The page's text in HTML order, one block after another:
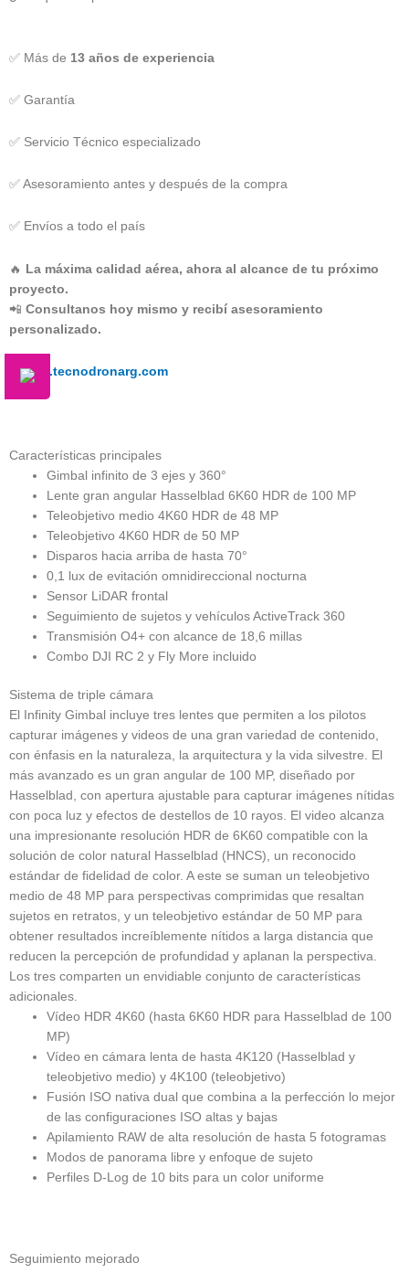
✅ Más de 13 años de experiencia
✅ Garantía
✅ Servicio Técnico especializado
✅ Asesoramiento antes y después de la compra
✅ Envíos a todo el país
🔥
La máxima calidad aérea, ahora al alcance de tu próximo
proyecto.
📲 Consultanos hoy mismo y recibí asesoramiento
personalizado.
www.tecnodronarg.com
Características principales
Gimbal infinito de 3 ejes y 360°
Lente gran angular Hasselblad 6K60 HDR de 100 MP
Teleobjetivo medio 4K60 HDR de 48 MP
Teleobjetivo 4K60 HDR de 50 MP
Disparos hacia arriba de hasta 70°
0,1 lux de evitación omnidireccional nocturna
Sensor LiDAR frontal
Seguimiento de sujetos y vehículos ActiveTrack 360
Transmisión O4+ con alcance de 18,6 millas
Combo DJI RC 2 y Fly More incluido
Sistema de triple cámara
El Infinity Gimbal incluye tres lentes que permiten a los pilotos
capturar imágenes y videos de una gran variedad de contenido,
con énfasis en la naturaleza, la arquitectura y la vida silvestre. El
más avanzado es un gran angular de 100 MP, diseñado por
Hasselblad, con apertura ajustable para capturar imágenes nítidas
con poca luz y efectos de destellos de 10 rayos. El video alcanza
una impresionante resolución HDR de 6K60 compatible con la
solución de color natural Hasselblad (HNCS), un reconocido
estándar de fidelidad de color. A este se suman un teleobjetivo
medio de 48 MP para perspectivas comprimidas que resaltan
sujetos en retratos, y un teleobjetivo estándar de 50 MP para
obtener resultados increíblemente nítidos a larga distancia que
reducen la percepción de profundidad y aplanan la perspectiva.
Los tres comparten un envidiable conjunto de características
adicionales.
Vídeo HDR 4K60 (hasta 6K60 HDR para Hasselblad de 100
MP)
Vídeo en cámara lenta de hasta 4K120 (Hasselblad y
teleobjetivo medio) y 4K100 (teleobjetivo)
Fusión ISO nativa dual que combina a la perfección lo mejor
de las configuraciones ISO altas y bajas
Apilamiento RAW de alta resolución de hasta 5 fotogramas
Modos de panorama libre y enfoque de sujeto
Perfiles D-Log de 10 bits para un color uniforme
Seguimiento mejorado